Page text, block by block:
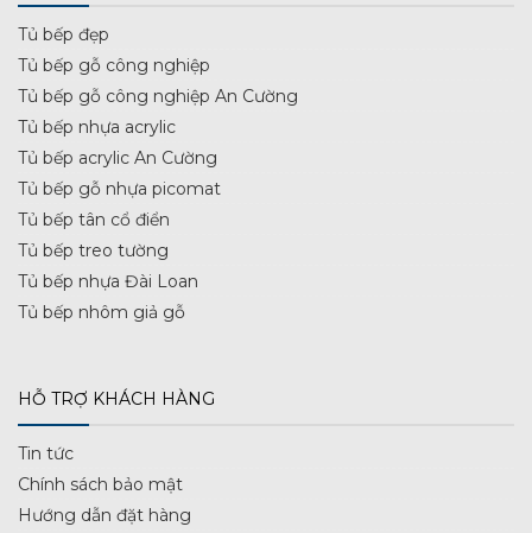
Tủ bếp đẹp
Tủ bếp gỗ công nghiệp
Tủ bếp gỗ công nghiệp An Cường
Tủ bếp nhựa acrylic
Tủ bếp acrylic An Cường
Tủ bếp gỗ nhựa picomat
Tủ bếp tân cổ điển
Tủ bếp treo tường
Tủ bếp nhựa Đài Loan
Tủ bếp nhôm giả gỗ
HỖ TRỢ KHÁCH HÀNG
Tin tức
Chính sách bảo mật
Hướng dẫn đặt hàng